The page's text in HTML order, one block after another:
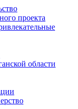
проекта
области